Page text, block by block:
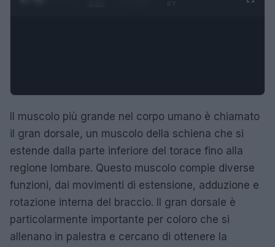
Il muscolo più grande nel corpo umano è chiamato
il gran dorsale, un muscolo della schiena che si
estende dalla parte inferiore del torace fino alla
regione lombare. Questo muscolo compie diverse
funzioni, dai movimenti di estensione, adduzione e
rotazione interna del braccio. Il gran dorsale è
particolarmente importante per coloro che si
allenano in palestra e cercano di ottenere la